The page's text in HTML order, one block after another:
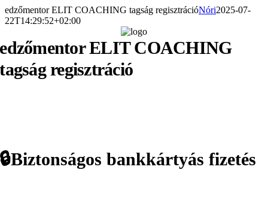
Kihagyás
edzőmentor ELIT COACHING tagság regisztrációNóri2025-07-
22T14:29:52+02:00
edzőmentor ELIT COACHING
tagság regisztráció
🔒Biztonságos bankkártyás fizetés